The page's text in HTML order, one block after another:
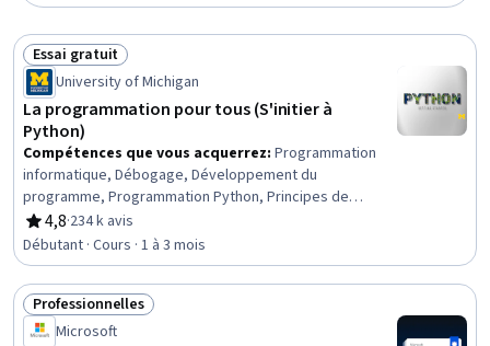
Statut : Essai gratuit
Essai gratuit
University of Michigan
La programmation pour tous (S'initier à
Python)
Compétences que vous acquerrez: Programmation
informatique, Débogage, Développement du
programme, Programmation Python, Principes de
programmation, Installation du logiciel, Pensée
informatique
4,8
évaluation, 4,8 sur 5 étoiles
·234 k avis
Débutant · Cours · 1 à 3 mois
Statut : Professionnelles
Professionnelles
Microsoft